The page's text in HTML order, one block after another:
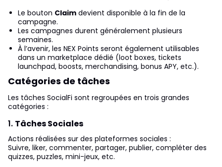
Le bouton Claim devient disponible à la fin de la
campagne.
Les campagnes durent généralement plusieurs
semaines.
À l’avenir, les NEX Points seront également utilisables
dans un marketplace dédié (loot boxes, tickets
launchpad, boosts, merchandising, bonus APY, etc.).
Catégories de tâches
Les tâches SocialFi sont regroupées en trois grandes
catégories :
1. Tâches Sociales
Actions réalisées sur des plateformes sociales :
Suivre, liker, commenter, partager, publier, compléter des
quizzes, puzzles, mini-jeux, etc.